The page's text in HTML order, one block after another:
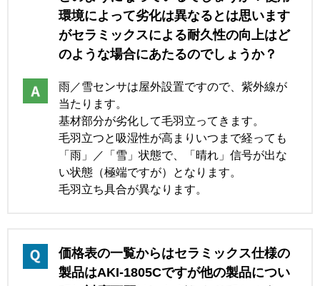
環境によって劣化は異なるとは思います
がセラミックスによる耐久性の向上はど
のような場合にあたるのでしょうか？
雨／雪センサは屋外設置ですので、紫外線が
当たります。
基材部分が劣化して毛羽立ってきます。
毛羽立つと吸湿性が高まりいつまで経っても
「雨」／「雪」状態で、「晴れ」信号が出な
い状態（極端ですが）となります。
毛羽立ち具合が異なります。
価格表の一覧からはセラミックス仕様の
製品はAKI-1805Cですが他の製品につい